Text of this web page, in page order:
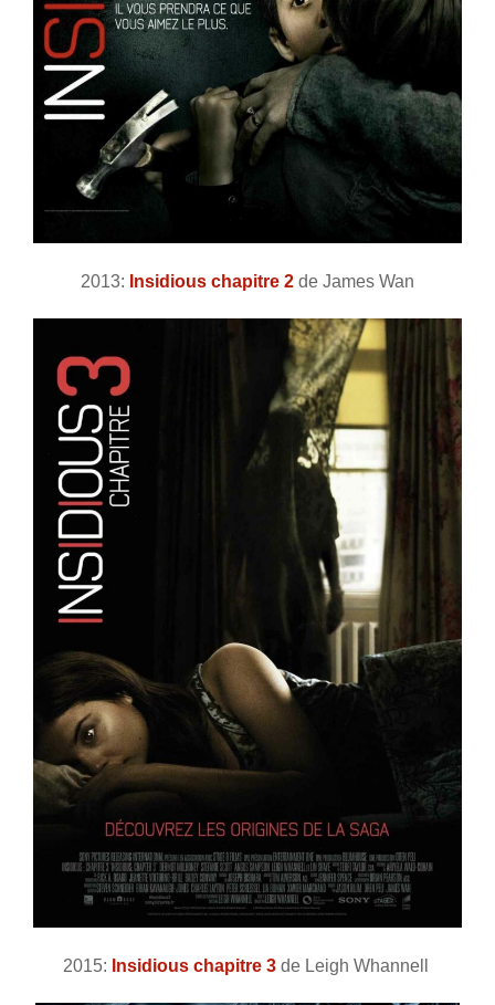
2013: Insidious chapitre 2 de James Wan
2015: Insidious chapitre 3de Leigh Whannell